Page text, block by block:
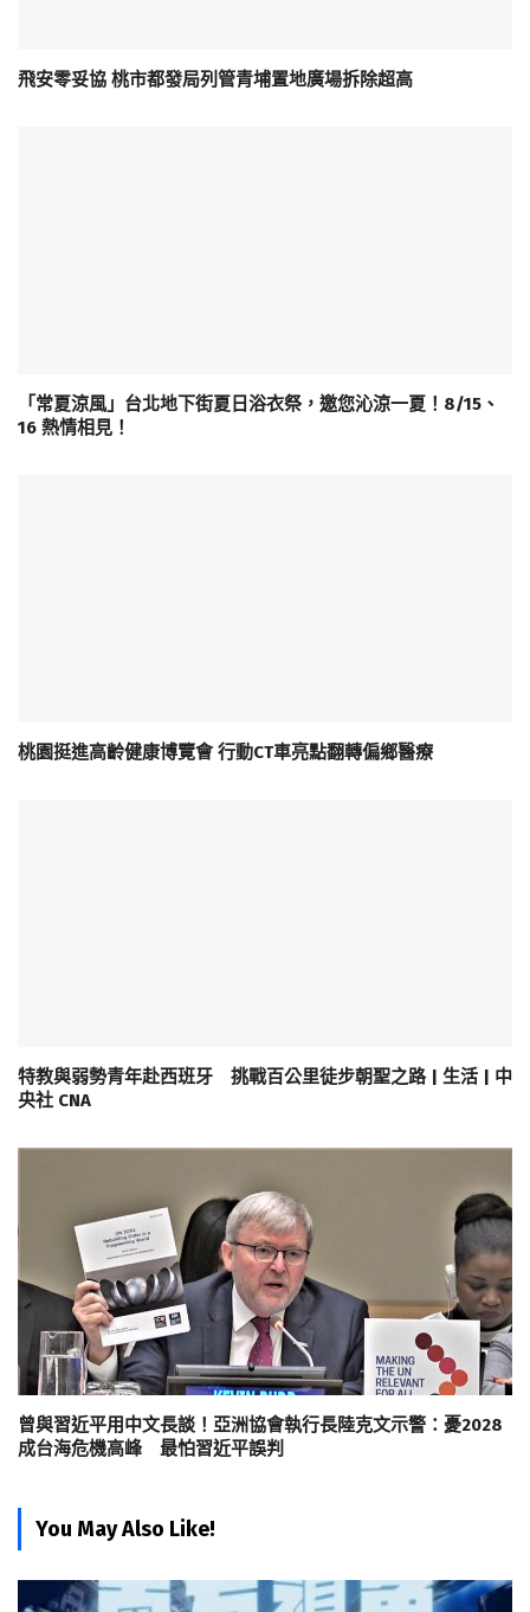
飛安零妥協 桃市都發局列管青埔置地廣場拆除超高
「常夏涼風」台北地下街夏日浴衣祭，邀您沁涼一夏！8/15、
16 熱情相見！
桃園挺進高齡健康博覽會 行動CT車亮點翻轉偏鄉醫療
特教與弱勢青年赴西班牙 挑戰百公里徒步朝聖之路 | 生活 | 中
央社 CNA
曾與習近平用中文長談！亞洲協會執行長陸克文示警：憂2028
成台海危機高峰 最怕習近平誤判
You May Also Like!